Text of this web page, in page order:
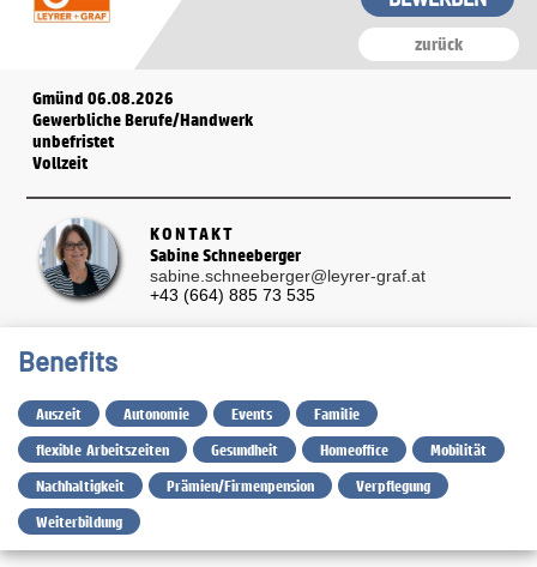
zurück
Gmünd 06.08.2026
Gewerbliche Berufe/Handwerk
unbefristet
Vollzeit
KONTAKT
Sabine Schneeberger
sabine.schneeberger@leyrer-graf.at
+43 (664) 885 73 535
Benefits
Auszeit Autonomie Events
Familie
flexible Arbeitszeiten
Gesundheit Homeoffice
Mobilität
Nachhaltigkeit
Prämien/Firmenpension
Verpflegung
Weiterbildung